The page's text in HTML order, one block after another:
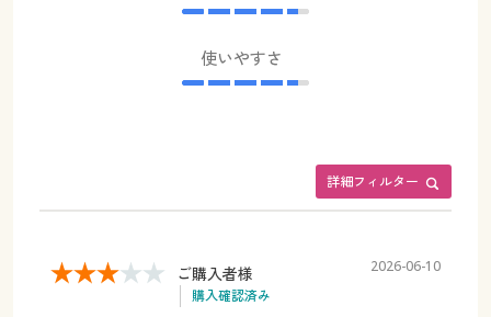
使いやすさ
詳細フィルター
ご購入者様
購入確認済み
2026-06-10